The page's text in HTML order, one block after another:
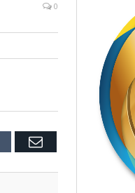
0
Email